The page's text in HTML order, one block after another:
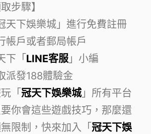
步驟】
天下娛樂城」進行免費註冊
帳戶或者郵局帳戶
下「 LINE客服 」小編
派發188體驗金
「 冠天下娛樂城」所有平台
要你會這些遊戲技巧，那麼還
限制，快來加入「 冠天下娛